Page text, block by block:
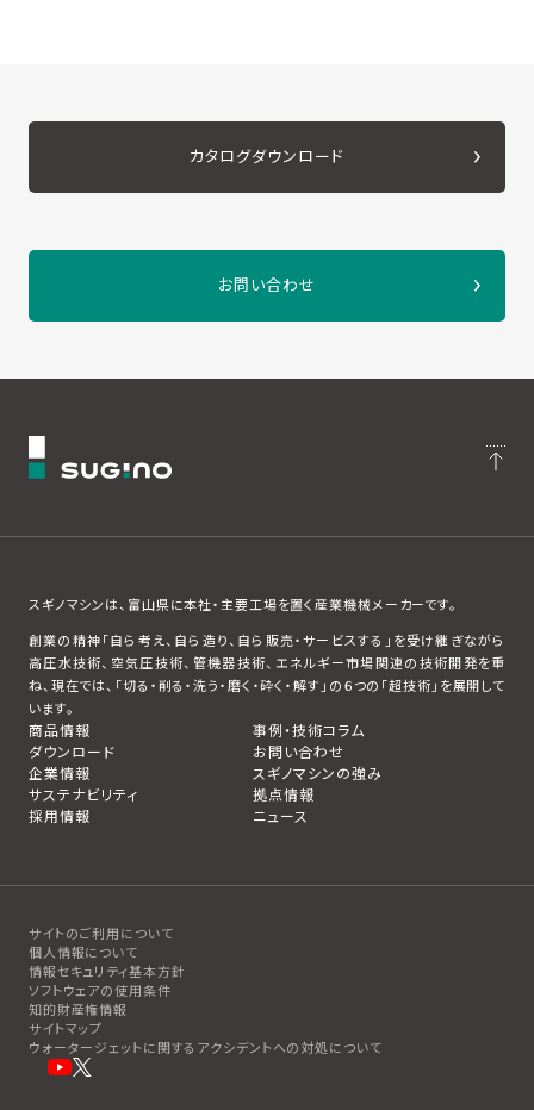
カタログダウンロード
お問い合わせ
スギノマシンは、富山県に本社・主要工場を置く産業機械メーカーです。
創業の精神「自ら考え、自ら造り、自ら販売・サービスする」を受け継ぎながら
高圧水技術、空気圧技術、管機器技術、エネルギー市場関連の技術開発を重
ね、現在では、「切る・削る・洗う・磨く・砕く・解す」の６つの「超技術」を展開して
います。
商品情報
事例・技術コラム
ダウンロード
お問い合わせ
企業情報
スギノマシンの強み
サステナビリティ
拠点情報
採用情報
ニュース
サイトのご利用について
個人情報について
情報セキュリティ基本方針
ソフトウェアの使用条件
知的財産権情報
サイトマップ
ウォータージェットに関するアクシデントへの対処について